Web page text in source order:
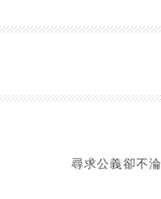
尋求公義卻不